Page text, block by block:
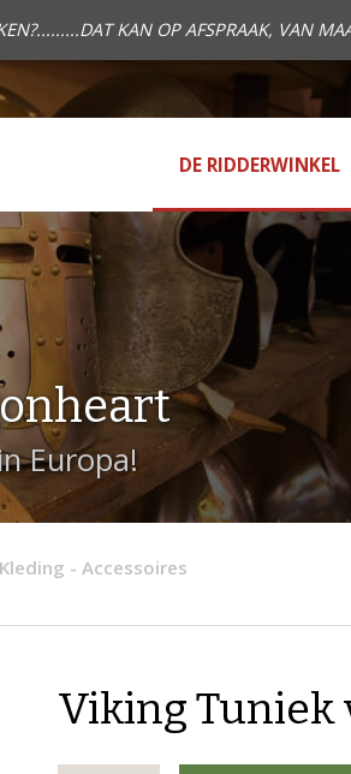
KAN OP AFSPRAAK, VAN
DE RIDDERWINKEL
Europa!
- Accessoires
Viking Tuniek